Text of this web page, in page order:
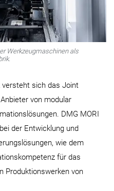
Werkzeugmaschinen als
versteht sich das Joint
von modular
DMG MORI
der Entwicklung und
wie dem
für das
Produktionswerken von